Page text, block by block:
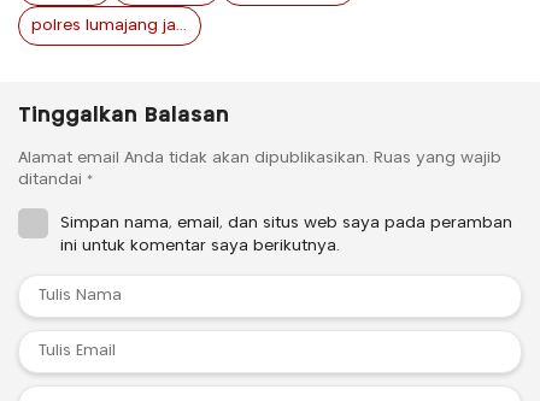
polres lumajang jawa timur
Tinggalkan Balasan
Alamat email Anda tidak akan dipublikasikan. Ruas yang wajib
ditandai *
Simpan nama, email, dan situs web saya pada peramban
ini untuk komentar saya berikutnya.